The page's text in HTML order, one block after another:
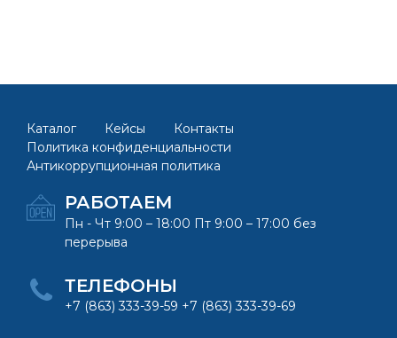
Каталог Кейсы
Контакты
Политика конфиденциальности
Антикоррупционная политика
РАБОТАЕМ
Пн - Чт 9:00 – 18:00 Пт 9:00 – 17:00 без
перерыва
ТЕЛЕФОНЫ
+7 (863) 333-39-59 +7 (863) 333-39-69